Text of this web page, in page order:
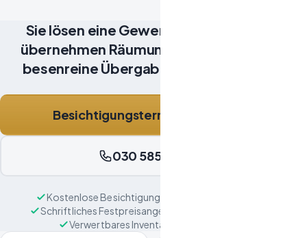
Sie lösen eine Gewerbefläche auf? Wir
übernehmen Räumung, Verwertung und
besenreine Übergabe – aus einer Hand.
Besichtigungstermin vereinbaren
030 585 816 730
Kostenlose Besichtigung, in der Regel binnen 48 h
Schriftliches Festpreisangebot mit Einzelpositionen
Verwertbares Inventar wird angerechnet